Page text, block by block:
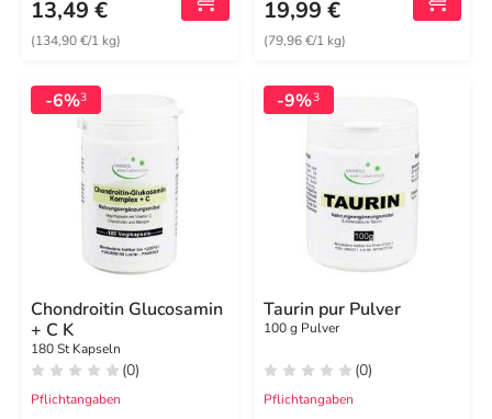
13,49 €
(134,90 €/1 kg)
19,99 €
(79,96 €/1 kg)
-6%3
Chondroitin Glucosamin
+ C K
180 St Kapseln
(0)
Pflichtangaben
-9%3
Taurin pur Pulver
100 g Pulver
(0)
Pflichtangaben